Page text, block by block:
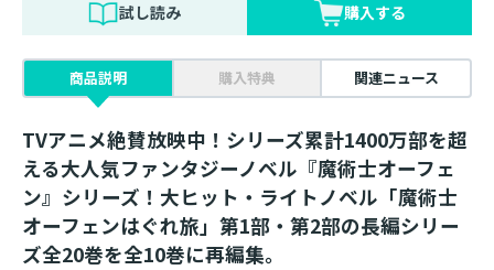
試し読み 購入する
商品説明 購入特典 関連ニュース
TVアニメ絶賛放映中！シリーズ累計1400万部を超
える大人気ファンタジーノベル『魔術士オーフェ
ン』シリーズ！大ヒット・ライトノベル「魔術士
オーフェンはぐれ旅」第1部・第2部の長編シリー
ズ全20巻を全10巻に再編集。